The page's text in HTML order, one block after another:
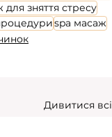
для зняття стресу
spa масаж
Дивитися всі